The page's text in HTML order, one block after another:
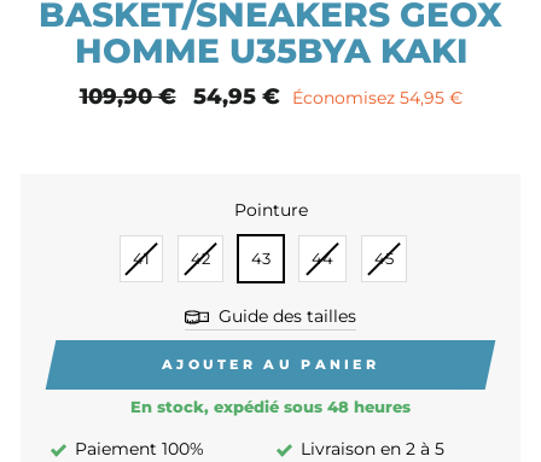
BASKET/SNEAKERS GEOX
HOMME U35BYA KAKI
Prix
109,90 €
Prix
54,95 € Économisez 54,95 €
Pointure
41 42 43 44 45
Guide des tailles
AJOUTER AU PANIER
En stock, expédié sous 48 heures
Paiement 100%
Livraison en 2 à 5